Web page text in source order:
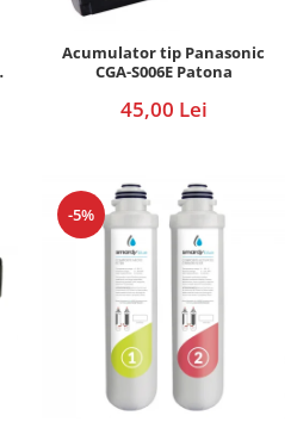
Acumulator tip Panasonic
CGA-S006E Patona
45,00 Lei
-5%